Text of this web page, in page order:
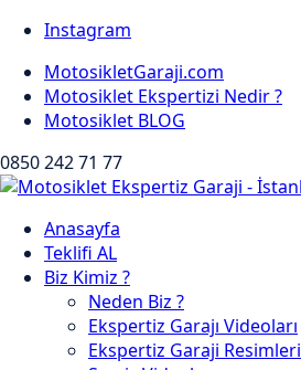
Instagram
MotosikletGaraji.com
Motosiklet Ekspertizi Nedir ?
Motosiklet BLOG
0850 242 71 77
Anasayfa
Teklifi AL
Biz Kimiz ?
Neden Biz ?
Ekspertiz Garajı Videoları
Ekspertiz Garaji Resimleri